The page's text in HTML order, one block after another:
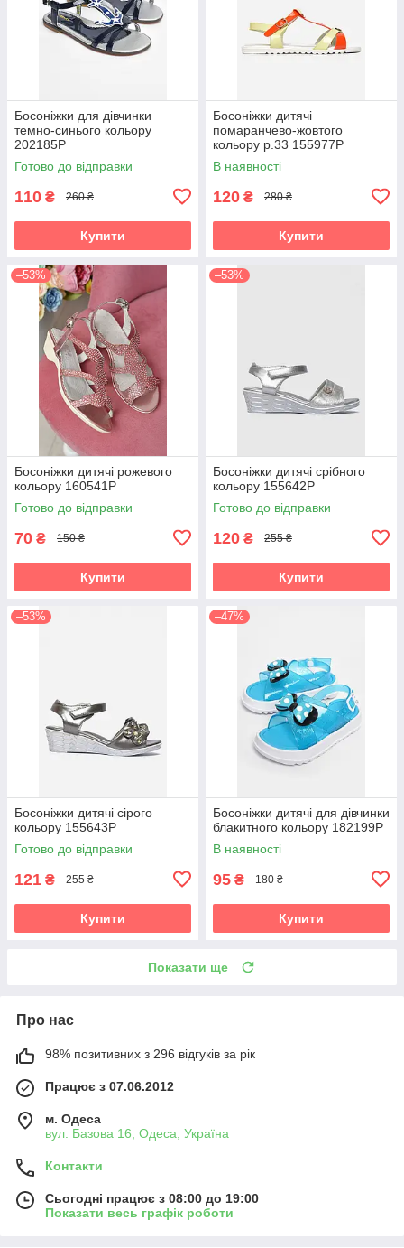
Босоніжки для дівчинки
темно-синього кольору
202185P
Готово до відправки
110 ₴ 260 ₴
Купити
Босоніжки дитячі
помаранчево-жовтого
кольору р.33 155977P
В наявності
120 ₴ 280 ₴
Купити
–53%
Босоніжки дитячі рожевого
кольору 160541P
Готово до відправки
70 ₴ 150 ₴
Купити
–53%
Босоніжки дитячі срібного
кольору 155642P
Готово до відправки
120 ₴ 255 ₴
Купити
–53%
Босоніжки дитячі сірого
кольору 155643P
Готово до відправки
121 ₴ 255 ₴
Купити
–47%
Босоніжки дитячі для дівчинки
блакитного кольору 182199P
В наявності
95 ₴ 180 ₴
Купити
Показати ще
Про нас
98% позитивних з 296 відгуків за рік
Працює з 07.06.2012
м. Одеса
вул. Базова 16, Одеса, Україна
Контакти
Сьогодні працює з 08:00 до 19:00
Показати весь графік роботи